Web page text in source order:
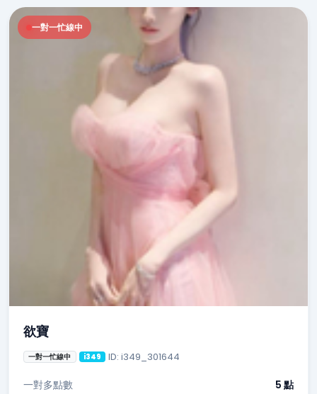
一對一忙線中
欲寶
一對一忙線中 i349 ID: i349_301644
一對多點數
5 點